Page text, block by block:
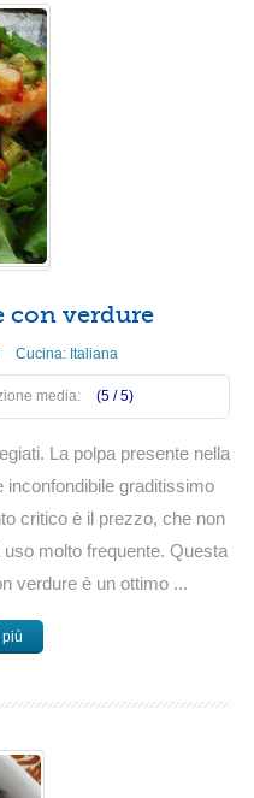
con verdure
Cucina: Italiana
media: (5 /5)
La polpa presente nella
inconfondibile graditissimo
critico è il prezzo, che non
molto frequente. Questa
verdure è un ottimo ...